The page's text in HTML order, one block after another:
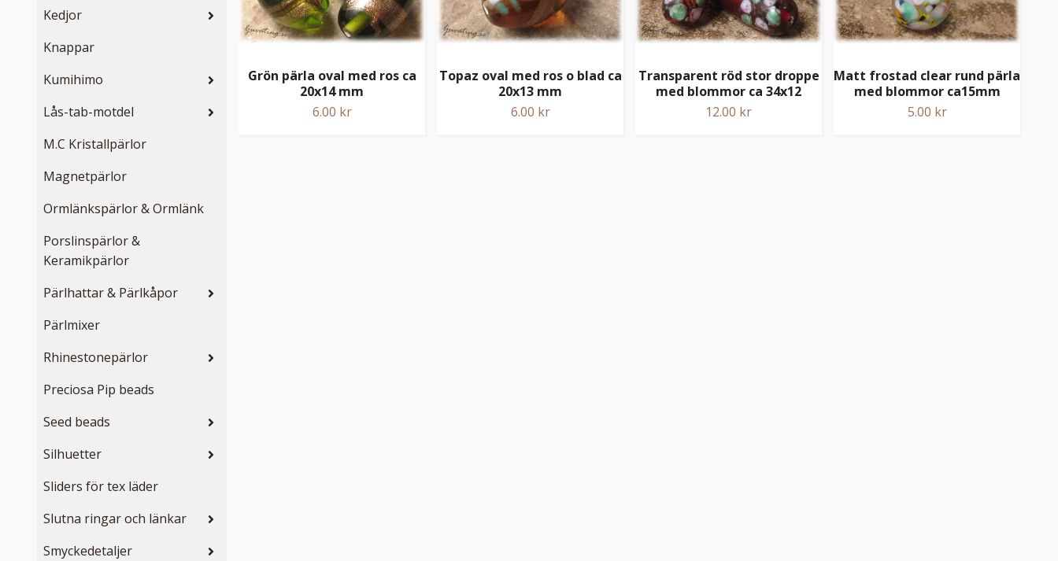
Kedjor
Knappar
Kumihimo
Lås-tab-motdel
M.C Kristallpärlor
Magnetpärlor
Ormlänkspärlor & Ormlänk
Porslinspärlor &
Keramikpärlor
Pärlhattar & Pärlkåpor
Pärlmixer
Rhinestonepärlor
Preciosa Pip beads
Seed beads
Silhuetter
Sliders för tex läder
Slutna ringar och länkar
Smyckedetaljer
Grön pärla oval med ros ca
20x14 mm
6.00 kr
Topaz oval med ros o blad ca
20x13 mm
6.00 kr
Transparent röd stor droppe
med blommor ca 34x12
12.00 kr
Matt frostad clear rund pärla
med blommor ca15mm
5.00 kr